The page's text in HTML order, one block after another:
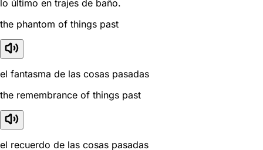
lo último en trajes de baño.
the phantom of things past
el fantasma de las cosas pasadas
the remembrance of things past
el recuerdo de las cosas pasadas